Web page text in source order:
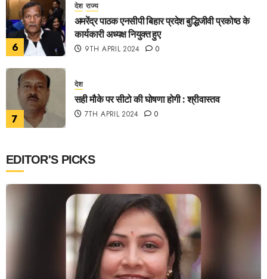
6
देश राज्य
अमरेंद्र पाठक एनसीपी बिहार प्रदेश बुद्धिजीवी प्रकोष्ठ के
कार्यकारी अध्यक्ष नियुक्त हुए
9TH APRIL 2024 0
7
देश
सही मौके पर सीटो की घोषणा होगी : श्रीवास्तव
7TH APRIL 2024 0
EDITOR'S PICKS